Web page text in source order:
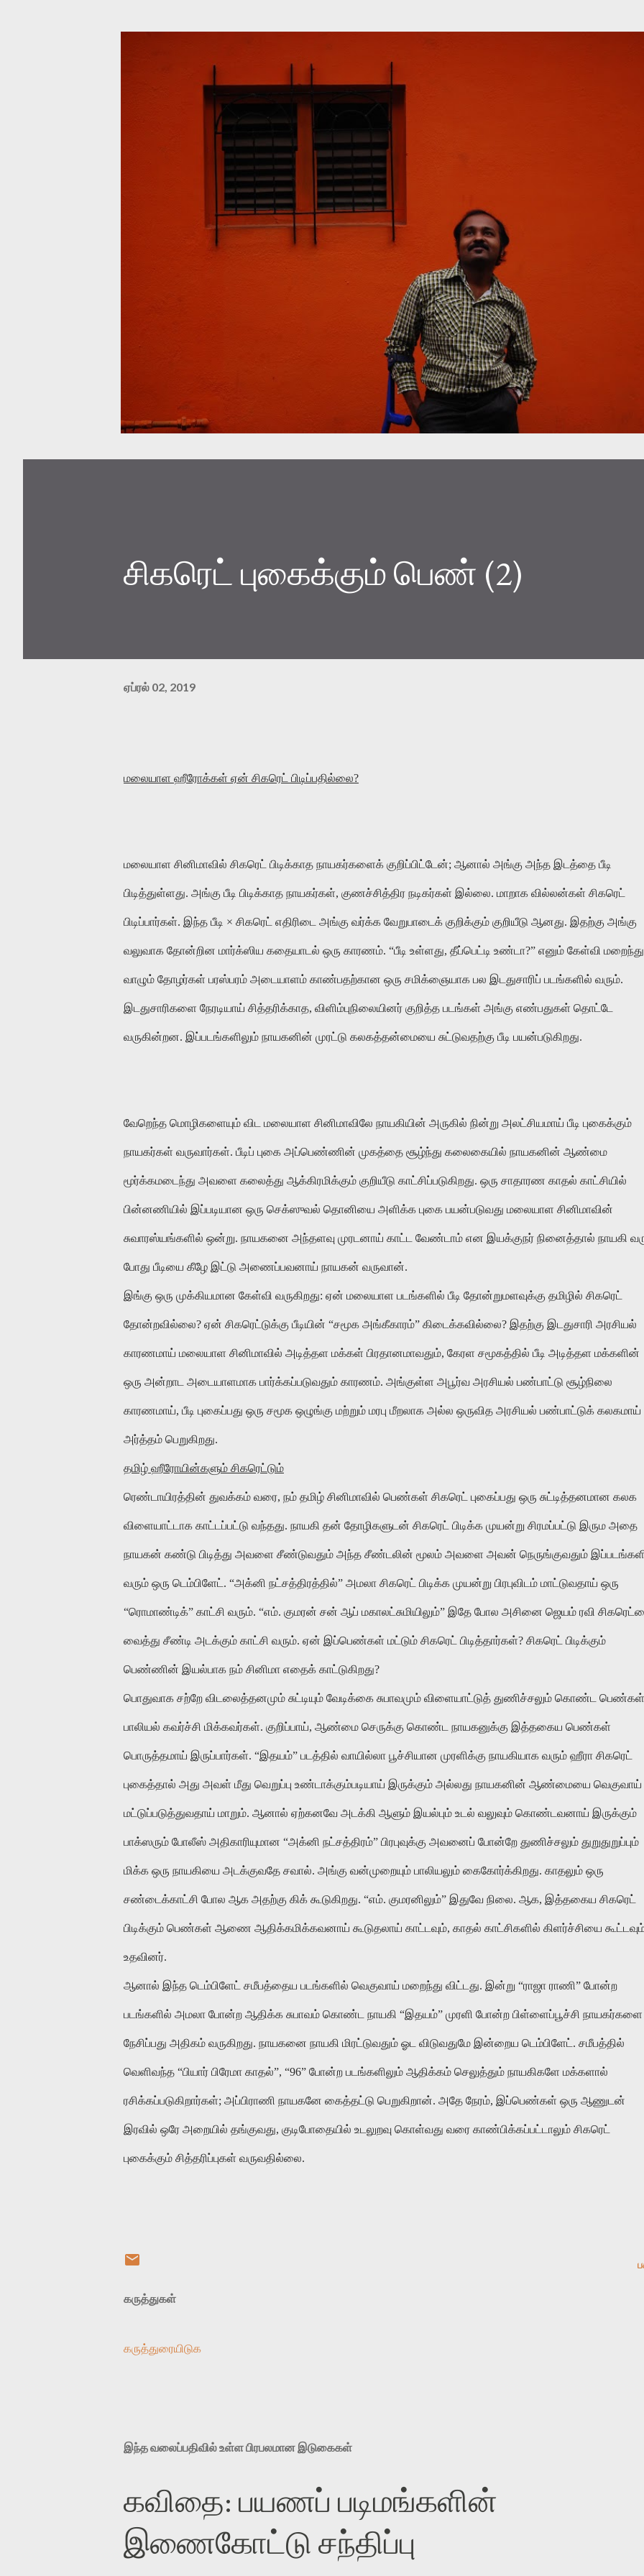
சிகரெட் புகைக்கும் பெண் (2)
ஏப்ரல் 02, 2019
மலையாள ஹீரோக்கள் ஏன் சிகரெட் பிடிப்பதில்லை?
மலையாள சினிமாவில் சிகரெட் பிடிக்காத நாயகர்களைக் குறிப்பிட்டேன்; ஆனால் அங்கு அந்த இடத்தை பீடி
பிடித்துள்ளது. அங்கு பீடி பிடிக்காத நாயகர்கள், குணச்சித்திர நடிகர்கள் இல்லை. மாறாக வில்லன்கள் சிகரெட்
பிடிப்பார்கள். இந்த பீடி × சிகரெட் எதிரிடை அங்கு வர்க்க வேறுபாடைக் குறிக்கும் குறியீடு ஆனது. இதற்கு அங்கு
வலுவாக தோன்றின மார்க்ஸிய கதையாடல் ஒரு காரணம். “பீடி உள்ளது, தீப்பெட்டி உண்டா?” எனும் கேள்வி மறைந்து
வாழும் தோழர்கள் பரஸ்பரம் அடையாளம் காண்பதற்கான ஒரு சமிக்ஞையாக பல இடதுசாரிப் படங்களில் வரும்.
இடதுசாரிகளை நேரடியாய் சித்தரிக்காத, விளிம்புநிலையினர் குறித்த படங்கள் அங்கு எண்பதுகள் தொட்டே
வருகின்றன. இப்படங்களிலும் நாயகனின் முரட்டு கலகத்தன்மையை சுட்டுவதற்கு பீடி பயன்படுகிறது.
வேறெந்த மொழிகளையும் விட மலையாள சினிமாவிலே நாயகியின் அருகில் நின்று அலட்சியமாய் பீடி புகைக்கும்
நாயகர்கள் வருவார்கள். பீடிப் புகை அப்பெண்ணின் முகத்தை சூழ்ந்து கலைகையில் நாயகனின் ஆண்மை
மூர்க்கமடைந்து அவளை கலைத்து ஆக்கிரமிக்கும் குறியீடு காட்சிப்படுகிறது. ஒரு சாதாரண காதல் காட்சியில்
பின்னணியில் இப்படியான ஒரு செக்ஸுவல் தொனியை அளிக்க புகை பயன்படுவது மலையாள சினிமாவின்
சுவாரஸ்யங்களில் ஒன்று. நாயகனை அந்தளவு முரடனாய் காட்ட வேண்டாம் என இயக்குநர் நினைத்தால் நாயகி
போது பீடியை கீழே இட்டு அணைப்பவனாய் நாயகன் வருவான்.
இங்கு ஒரு முக்கியமான கேள்வி வருகிறது: ஏன் மலையாள படங்களில் பீடி தோன்றுமளவுக்கு தமிழில் சிகரெட்
தோன்றவில்லை? ஏன் சிகரெட்டுக்கு பீடியின் “சமூக அங்கீகாரம்” கிடைக்கவில்லை? இதற்கு இடதுசாரி அரசியல்
காரணமாய் மலையாள சினிமாவில் அடித்தள மக்கள் பிரதானமாவதும், கேரள சமூகத்தில் பீடி அடித்தள மக்களின்
ஒரு அன்றாட அடையாளமாக பார்க்கப்படுவதும் காரணம். அங்குள்ள அபூர்வ அரசியல் பண்பாட்டு சூழ்நிலை
காரணமாய், பீடி புகைப்பது ஒரு சமூக ஒழுங்கு மற்றும் மரபு மீறலாக அல்ல ஒருவித அரசியல் பண்பாட்டுக் கலகமாய்
அர்த்தம் பெறுகிறது.
தமிழ் ஹீரோயின்களும் சிகரெட்டும்
ரெண்டாயிரத்தின் துவக்கம் வரை, நம் தமிழ் சினிமாவில் பெண்கள் சிகரெட் புகைப்பது ஒரு சுட்டித்தனமான கலக
விளையாட்டாக காட்டப்பட்டு வந்தது. நாயகி தன் தோழிகளுடன் சிகரெட் பிடிக்க முயன்று சிரமப்பட்டு இரும அதை
நாயகன் கண்டு பிடித்து அவளை சீண்டுவதும் அந்த சீண்டலின் மூலம் அவளை அவன் நெருங்குவதும்
வரும் ஒரு டெம்பிளேட் . “அக்னி நட்சத்திரத்தில்” அமலா சிகரெட் பிடிக்க முயன்று பிரபுவிடம் மாட்டுவதாய் ஒரு
“ரொமாண்டிக்” காட்சி வரும். “எம். குமரன் சன் ஆப் மகாலட்சுமியிலும்” இதே போல அசினை ஜெயம் ரவி
வைத்து சீண்டி அடக்கும் காட்சி வரும். ஏன் இப்பெண்கள் மட்டும் சிகரெட் பிடித்தார்கள்? சிகரெட் பிடிக்கும்
பெண்ணின் இயல்பாக நம் சினிமா எதைக் காட்டுகிறது?
பொதுவாக சற்றே விடலைத்தனமும் சுட்டியும் வேடிக்கை சுபாவமும் விளையாட்டுத் துணிச்சலும் கொண்ட பெண்கள்
பாலியல் கவர்ச்சி மிக்கவர்கள். குறிப்பாய், ஆண்மை செருக்கு கொண்ட நாயகனுக்கு இத்தகைய பெண்கள்
பொருத்தமாய் இருப்பார்கள். “இதயம்” படத்தில் வாயில்லா பூச்சியான முரளிக்கு நாயகியாக வரும் ஹீரா சிகரெட்
புகைத்தால் அது அவள் மீது வெறுப்பு உண்டாக்கும்படியாய் இருக்கும் அல்லது நாயகனின் ஆண்மையை வெகுவாய்
மட்டுப்படுத்துவதாய் மாறும். ஆனால் ஏற்கனவே அடக்கி ஆளும் இயல்பும் உடல் வலுவும் கொண்டவனாய் இருக்கும்
பாக்ஸரும் போலீஸ் அதிகாரியுமான “அக்னி நட்சத்திரம்” பிரபுவுக்கு அவனைப் போன்றே துணிச்சலும் துறுதுறுப்பும்
மிக்க ஒரு நாயகியை அடக்குவதே சவால். அங்கு வன்முறையும் பாலியலும் கைகோர்க்கிறது. காதலும் ஒரு
சண்டைக்காட்சி போல ஆக அதற்கு கிக் கூடுகிறது. “எம். குமரனிலும்” இதுவே நிலை. ஆக, இத்தகைய சிகரெட்
பிடிக்கும் பெண்கள் ஆணை ஆதிக்கமிக்கவனாய் கூடுதலாய் காட்டவும், காதல் காட்சிகளில் கிளர்ச்சியை
உதவினர்.
ஆனால் இந்த டெம்பிளேட் சமீபத்தைய படங்களில் வெகுவாய் மறைந்து விட்டது. இன்று “ராஜா ராணி” போன்ற
படங்களில் அமலா போன்ற ஆதிக்க சுபாவம் கொண்ட நாயகி “இதயம்” முரளி போன்ற பிள்ளைப்பூச்சி நாயகர்களை
நேசிப்பது அதிகம் வருகிறது. நாயகனை நாயகி மிரட்டுவதும் ஓட விடுவதுமே இன்றைய டெம்பிளேட் . சமீபத்தில்
வெளிவந்த “பியார் பிரேமா காதல்”, “96” போன்ற படங்களிலும் ஆதிக்கம் செலுத்தும் நாயகிகளே மக்களால்
ரசிக்கப்படுகிறார்கள்; அப்பிராணி நாயகனே கைத்தட்டு பெறுகிறான். அதே நேரம், இப்பெண்கள் ஒரு ஆணுடன்
இரவில் ஒரே அறையில் தங்குவது, குடிபோதையில் உடலுறவு கொள்வது வரை காண்பிக்கப்பட்டாலும் சிகரெட்
புகைக்கும் சித்தரிப்புகள் வருவதில்லை.
கருத்துகள்
கருத்துரையிடுக
இந்த வலைப்பதிவில் உள்ள பிரபலமான இடுகைகள்
கவிதை: பயணப் படிமங்களின்
இணைகோட்டு சந்திப்பு